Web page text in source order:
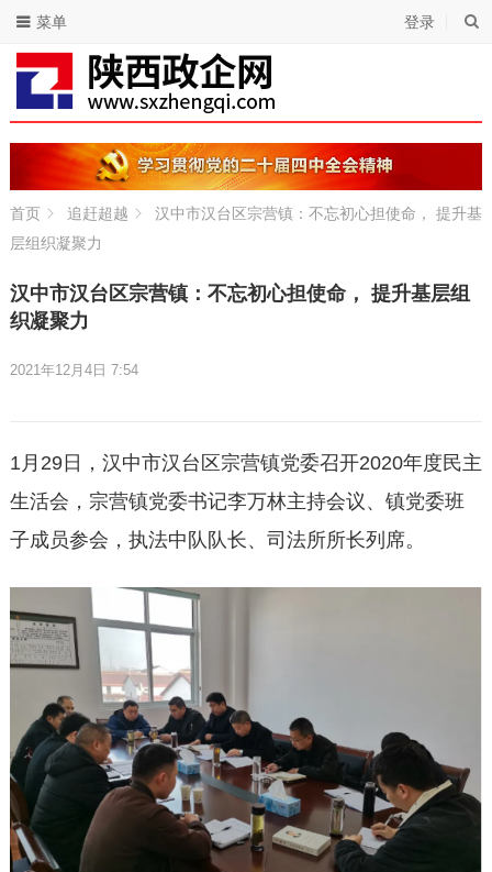
登录
菜单
首页 追赶超越
汉中市汉台区宗营镇：不忘初心担使命， 提升基
层组织凝聚力
汉中市汉台区宗营镇：不忘初心担使命， 提升基层组
织凝聚力
2021年12月4日 7:54
1月29日，汉中市汉台区宗营镇党委召开2020年度民主
生活会，宗营镇党委书记李万林主持会议、镇党委班
子成员参会，执法中队队长、司法所所长列席。